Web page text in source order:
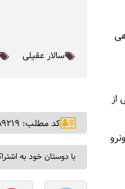
سالار عقیلی
کد مطلب: ۳۸۹۲۱۹
با دوستان خود به
از